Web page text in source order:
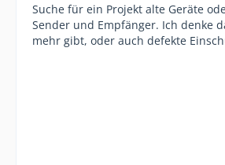
Suche für ein Projekt alte Geräte
Sender und Empfänger. Ich denke
mehr gibt, oder auch defekte